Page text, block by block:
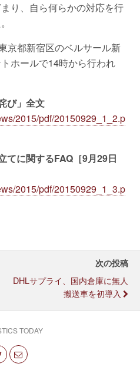
り、自ら何らかの対応を行
京都新宿区のベルサール新
ホールで14時から行われ
び」全文
2015/pdf/20150929_1_2.p
てに関するFAQ［9月29日
2015/pdf/20150929_1_3.p
次の投稿
DHLサプライ、国内倉庫に無人
搬送車を初導入
TODAY